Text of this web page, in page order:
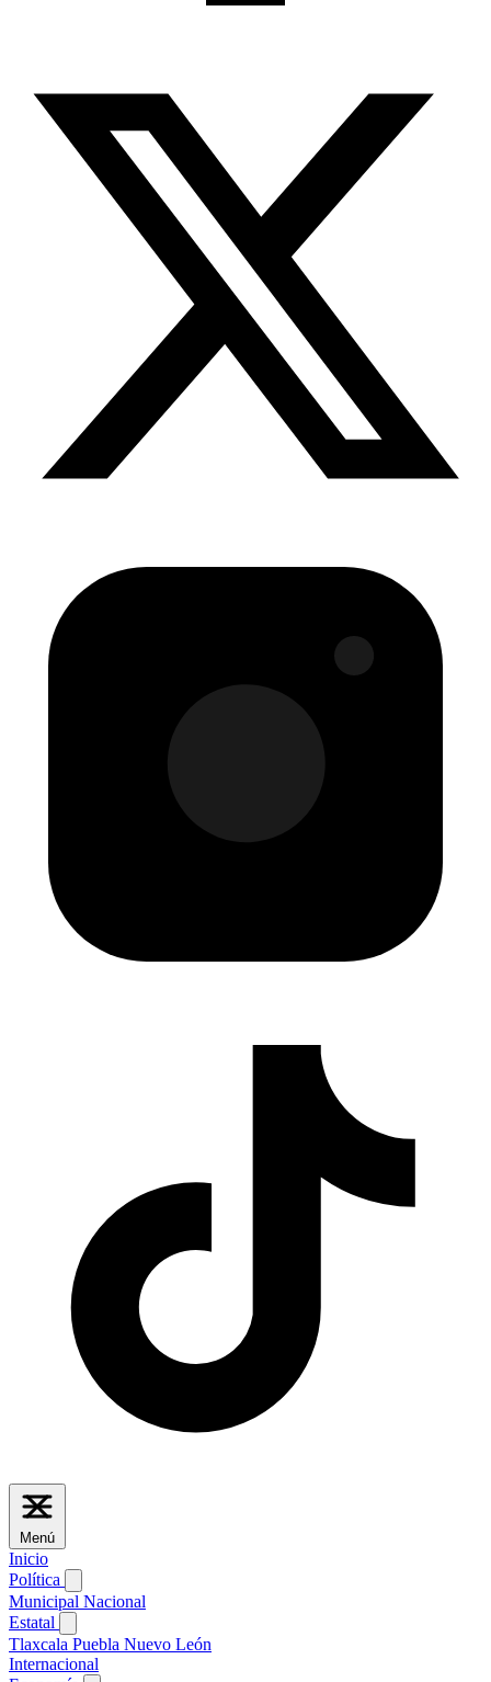
Menú
Inicio
Política
Municipal Nacional
Estatal
Tlaxcala Puebla Nuevo León
Internacional